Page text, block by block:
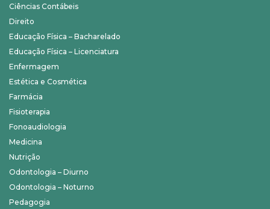
Ciências Contábeis
Direito
Educação Física – Bacharelado
Educação Física – Licenciatura
Enfermagem
Estética e Cosmética
Farmácia
Fisioterapia
Fonoaudiologia
Medicina
Nutrição
Odontologia – Diurno
Odontologia – Noturno
Pedagogia